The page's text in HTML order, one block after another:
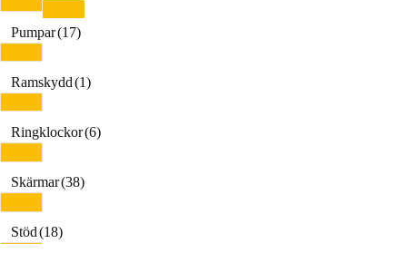
Pumpar(17)
Ramskydd(1)
Ringklockor(6)
Skärmar(38)
Stöd(18)